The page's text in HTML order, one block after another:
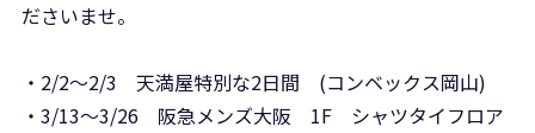
ださいませ。
・2/2～2/3 天満屋特別な2日間 (コンベックス岡山)
・3/13～3/26 阪急メンズ大阪 1F シャツタイフロア